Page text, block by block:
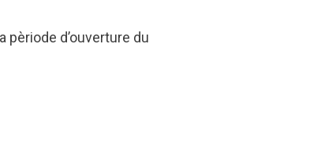
d’ouverture du